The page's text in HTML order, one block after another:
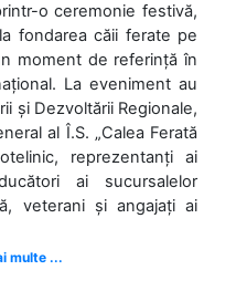
o ceremonie festivă,
fondarea căii ferate pe
moment de referință în
La eveniment au
și Dezvoltării Regionale,
al Î.S. „Calea Ferată
reprezentanți ai
ai sucursalelor
veterani și angajați ai
multe ...